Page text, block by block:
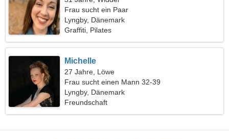
Frau sucht ein Paar
Lyngby, Dänemark
Graffiti, Pilates
Michelle
27 Jahre, Löwe
Frau sucht einen Mann 32-39
Lyngby, Dänemark
Freundschaft